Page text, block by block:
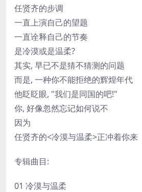
任贤齐的步调
一直上演自己的望题
一直诠释自己的节奏
是冷漠或是温柔?
其实, 早已不是猜不猜测的问题
而是, 一种你不能拒绝的辉煌年代
他眨眨眼, "我们是同国的吧!"
你, 好像忽然忘记如何说不
因为
任贤齐的<冷漠与温柔>正冲着你来
专辑曲目:
01 冷漠与温柔